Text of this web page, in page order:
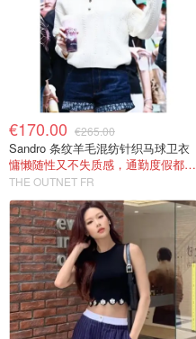
€170.00 €265.00
Sandro 条纹羊毛混纺针织马球卫衣
慵懒随性又不失质感，通勤度假都能穿
THE OUTNET FR